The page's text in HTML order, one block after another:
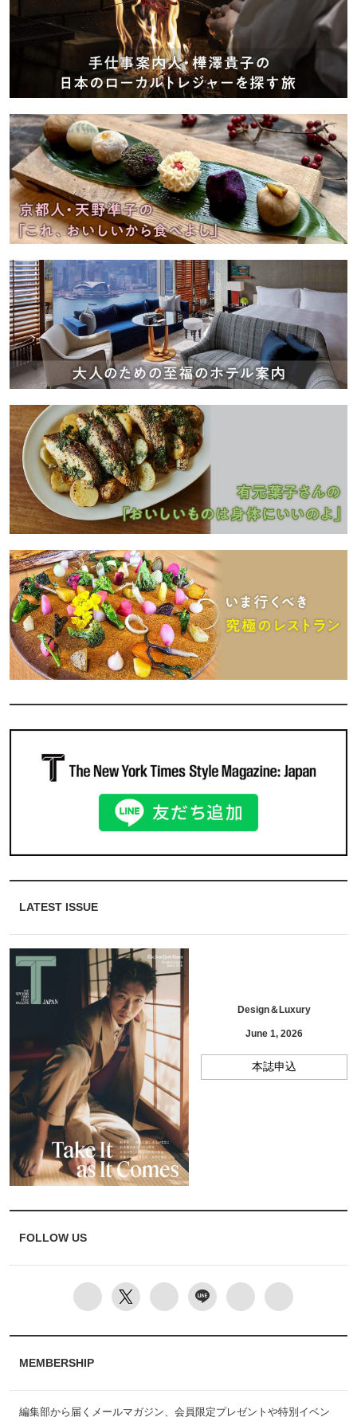
LATEST ISSUE
Design＆Luxury
June 1, 2026
本誌申込
FOLLOW US
MEMBERSHIP
編集部から届くメールマガジン、会員限定プレゼントや特別イベン